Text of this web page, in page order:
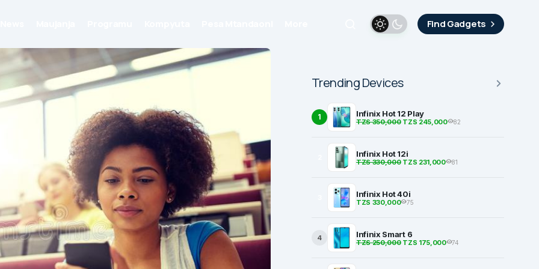
Find Gadgets
Trending Devices
1 Infinix Hot 12 Play
TZS 350,000TZS 245,000 82
Infinix Hot 12i
TZS 330,000TZS 231,000 81
Infinix Hot 40i
TZS 330,000 75
4 Infinix Smart 6
TZS 250,000TZS 175,000 74